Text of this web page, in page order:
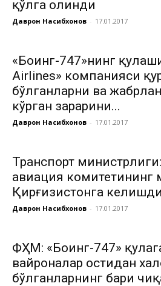
қўлга олинди
Даврон Насибхонов - 17.01.2017
«Боинг-747»нинг
Airlines» компанияси
бўлганларни ва
кўрган зарарини...
Даврон Насибхонов - 17.01.2017
Транспорт
авиация комитетининг
Қирғизистонга келишди
Даврон Насибхонов - 17.01.2017
ФҲМ: «Боинг-747»
вайроналар остидан
бўлганларнинг бари